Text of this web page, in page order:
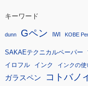
キーワード
dunn Gペン IWI KOBE
SAKAEテクニカルペーパー
イロフル インク インクの使
ガラスペン コトバノ